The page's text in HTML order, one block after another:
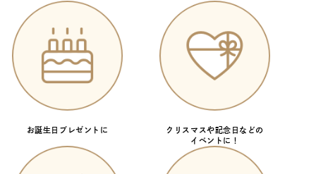
お誕生日プレゼントに
クリスマスや記念日などの
イベントに！